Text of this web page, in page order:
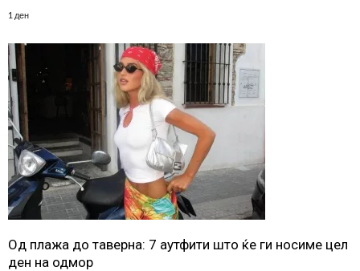
1 ден
Од плажа до таверна: 7 аутфити што ќе ги носиме цел
ден на одмор